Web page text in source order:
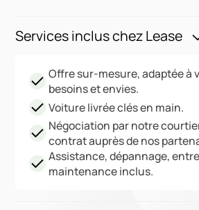
Services inclus chez Lease
Offre sur-mesure, adaptée à
besoins et envies.
Voiture livrée clés en main.
Négociation par notre
contrat auprès de nos
Assistance, dépannage,
maintenance inclus.